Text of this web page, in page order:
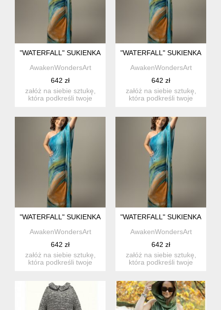
"WATERFALL" SUKIENKA ASYMETRYCZNA Z BAMBUSA
AwakenWondersArt
642 zł
załóż na siebie sztukę,
która podkreśli twoje
"WATERFALL" SUKIENKA
AwakenWondersArt
642 zł
załóż na siebie sztukę,
która podkreśli twoje
"WATERFALL" SUKIENKA ASYMETRYCZNA Z BAMBUSA
AwakenWondersArt
642 zł
załóż na siebie sztukę,
która podkreśli twoje
"WATERFALL" SUKIENKA
AwakenWondersArt
642 zł
załóż na siebie sztukę,
która podkreśli twoje